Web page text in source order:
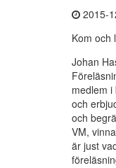
2015-
Kom och
Johan
medlem
och
och
VM,
är just